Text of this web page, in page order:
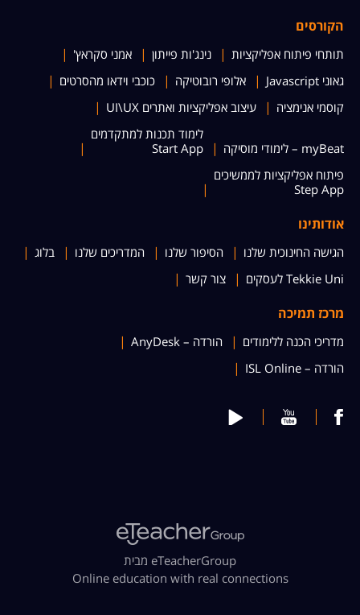
הקורסים
תותחי פיתוח אפליקציות נינג'ות פייתון
אמני סקראץ'
גאוני Javascript
אלופי רובוטיקה
כוכבי וידאו מהסרטים
קוסמי אנימציה
עיצוב אפליקציות ואתרים UI\UX
myBeat – לימודי מוסיקה
לימוד תכנות למתקדמים
Start App
פיתוח אפליקציות לממשיכים
Step App
אודותינו
הגישה החינוכית שלנו הסיפור שלנו המדריכים שלנו
בלוג
Tekkie Uni לעסקים
צור קשר
מרכז תמיכה
מדריכי הכנה ללימודים
הורדה – AnyDesk
הורדה – ISL Online
מבית eTeacherGroup
Online education with real connections